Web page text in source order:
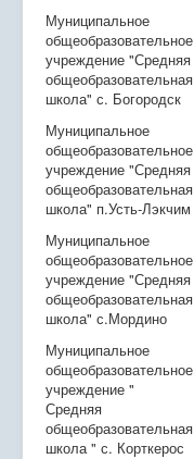
Муниципальное
общеобразовательное
учреждение "Средняя
общеобразовательная
школа" с. Богородск
Муниципальное
общеобразовательное
учреждение "Средняя
общеобразовательная
школа" п.Усть-Лэкчим
Муниципальное
общеобразовательное
учреждение "Средняя
общеобразовательная
школа" с.Мордино
Муниципальное
общеобразовательное
учреждение "
Средняя
общеобразовательная
школа " с. Корткерос